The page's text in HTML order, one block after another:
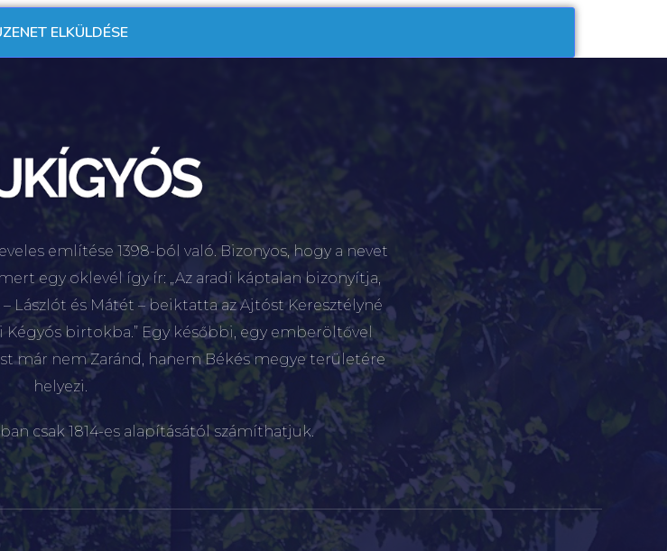
említése 1398-ból való. Bizonyos, hogy a nevet
egy oklevél így ír: „Az aradi káptalan bizonyítja,
Lászlót és Mátét – beiktatta az Ajtóst Keresztélyné
birtokba.” Egy későbbi, egy emberöltővel
már nem Zaránd, hanem Békés megye területére
helyezi.
csak 1814-es alapításától számíthatjuk.